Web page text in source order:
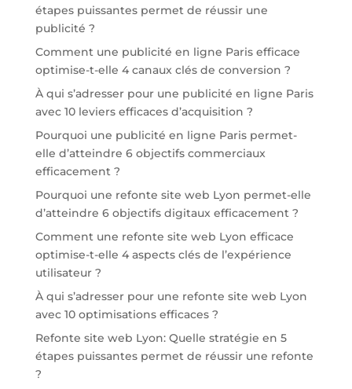
étapes puissantes permet de réussir une
publicité ?
Comment une publicité en ligne Paris efficace
optimise-t-elle 4 canaux clés de conversion ?
À qui s’adresser pour une publicité en ligne Paris
avec 10 leviers efficaces d’acquisition ?
Pourquoi une publicité en ligne Paris permet-
elle d’atteindre 6 objectifs commerciaux
efficacement ?
Pourquoi une refonte site web Lyon permet-elle
d’atteindre 6 objectifs digitaux efficacement ?
Comment une refonte site web Lyon efficace
optimise-t-elle 4 aspects clés de l’expérience
utilisateur ?
À qui s’adresser pour une refonte site web Lyon
avec 10 optimisations efficaces ?
Refonte site web Lyon: Quelle stratégie en 5
étapes puissantes permet de réussir une refonte
?